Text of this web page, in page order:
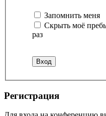
Запомнить меня
Скрыть моё
раз
Регистрация